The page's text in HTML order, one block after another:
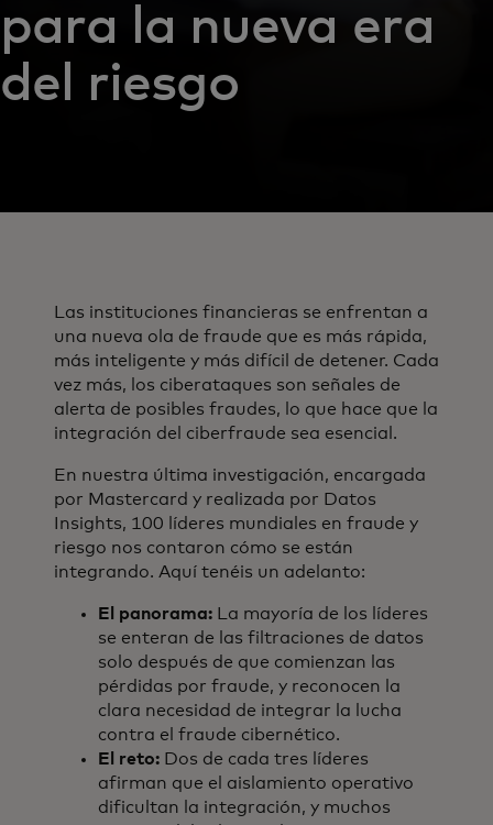
para la nueva era
del riesgo
Las instituciones financieras se enfrentan a
una nueva ola de fraude que es más rápida,
más inteligente y más difícil de detener. Cada
vez más, los ciberataques son señales de
alerta de posibles fraudes, lo que hace que la
integración del ciberfraude sea esencial.
En nuestra última investigación, encargada
por Mastercard y realizada por Datos
Insights, 100 líderes mundiales en fraude y
riesgo nos contaron cómo se están
integrando. Aquí tenéis un adelanto:
El panorama:La mayoría de los líderes
se enteran de las filtraciones de datos
solo después de que comienzan las
pérdidas por fraude, y reconocen la
clara necesidad de integrar la lucha
contra el fraude cibernético.
El reto:Dos de cada tres líderes
afirman que el aislamiento operativo
dificultan la integración, y muchos